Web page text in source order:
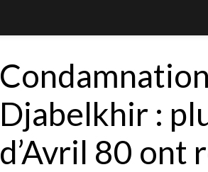
Djabelkhir :
d’Avril 80 ont